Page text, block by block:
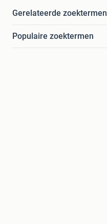
Gerelateerde zoektermen
Populaire zoektermen